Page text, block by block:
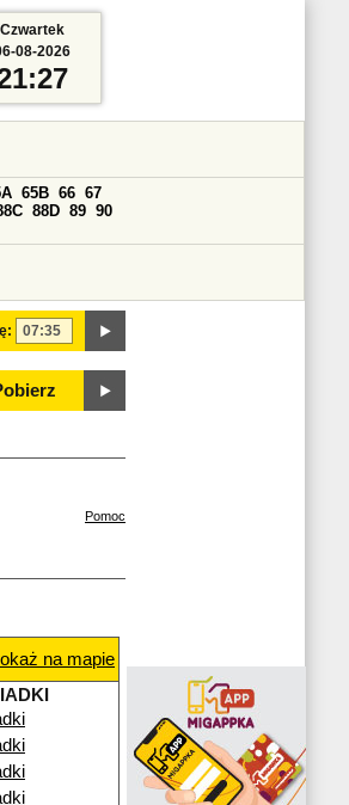
65B 66 67
88D 89 90
Czwartek
08-2026
Pomoc
na mapie